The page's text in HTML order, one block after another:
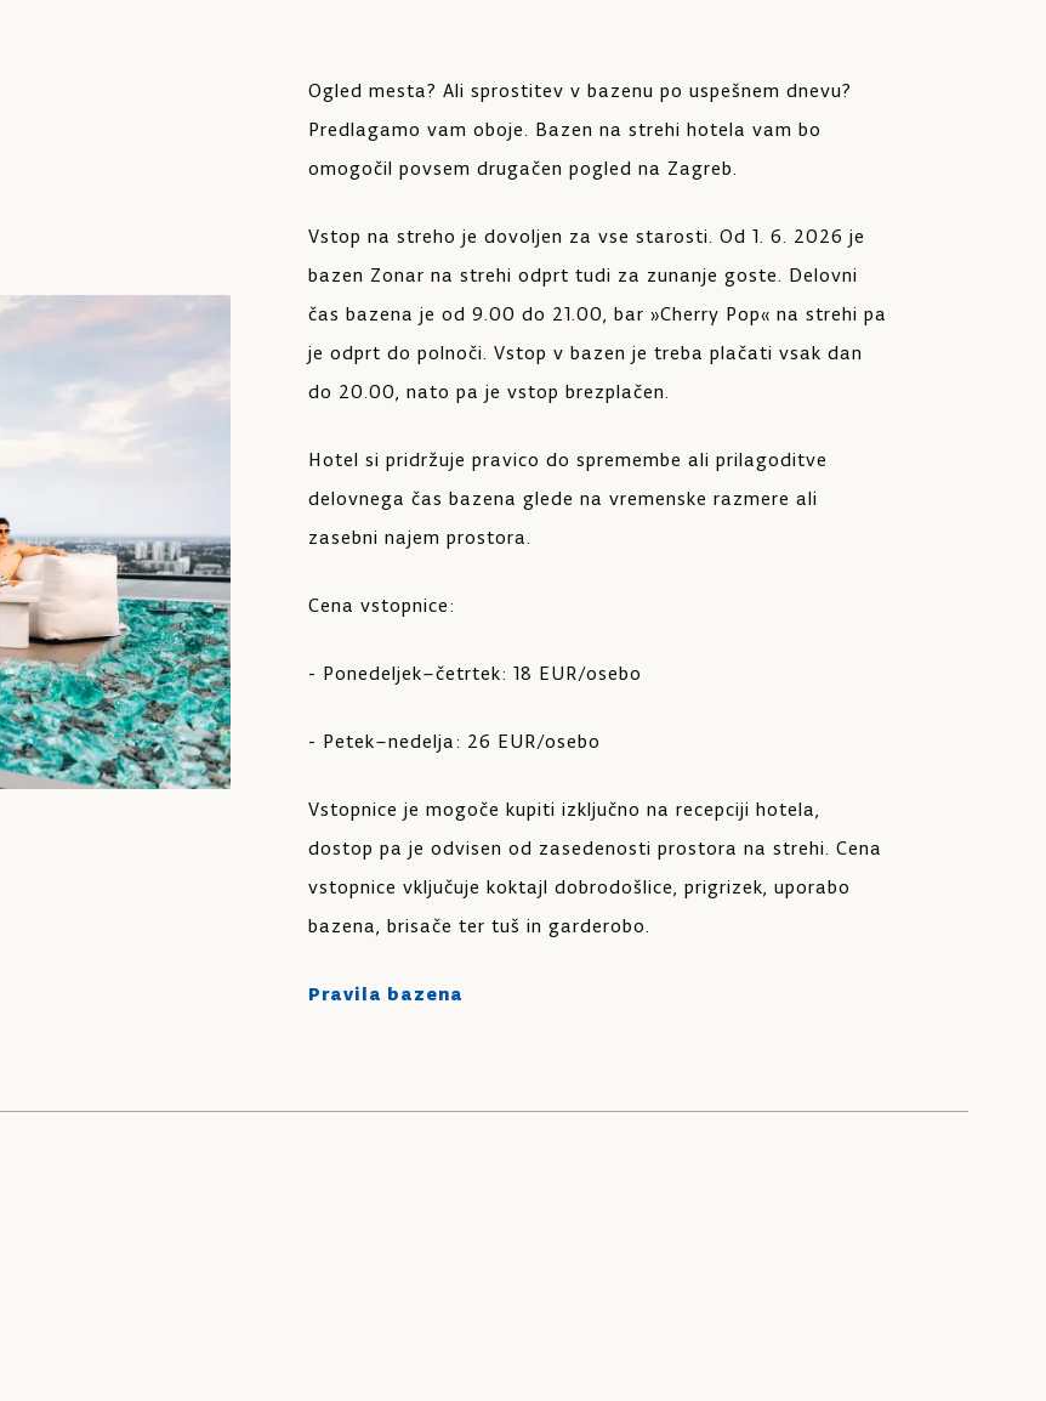
Ogled mesta? Ali sprostitev v bazenu po uspešnem dnevu?
Predlagamo vam oboje. Bazen na strehi hotela vam bo
omogočil povsem drugačen pogled na Zagreb.
Vstop na streho je dovoljen za vse starosti. Od 1. 6. 2026 je
bazen Zonar na strehi odprt tudi za zunanje goste. Delovni
čas bazena je od 9.00 do 21.00, bar »Cherry Pop« na strehi pa
je odprt do polnoči. Vstop v bazen je treba plačati vsak dan
do 20.00, nato pa je vstop brezplačen.
Hotel si pridržuje pravico do spremembe ali prilagoditve
delovnega čas bazena glede na vremenske razmere ali
zasebni najem prostora.
Cena vstopnice:
- Ponedeljek–četrtek: 18 EUR/osebo
- Petek–nedelja: 26 EUR/osebo
Vstopnice je mogoče kupiti izključno na recepciji hotela,
dostop pa je odvisen od zasedenosti prostora na strehi. Cena
vstopnice vključuje koktajl dobrodošlice, prigrizek, uporabo
bazena, brisače ter tuš in garderobo.
Pravila bazena